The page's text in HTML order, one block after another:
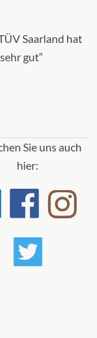
Saarland hat
gut“
Sie uns auch
hier: